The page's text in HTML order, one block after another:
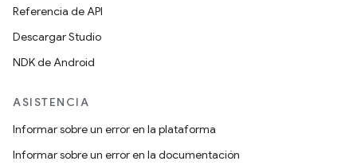
Referencia de API
Descargar Studio
NDK de Android
ASISTENCIA
Informar sobre un error en la plataforma
Informar sobre un error en la documentación